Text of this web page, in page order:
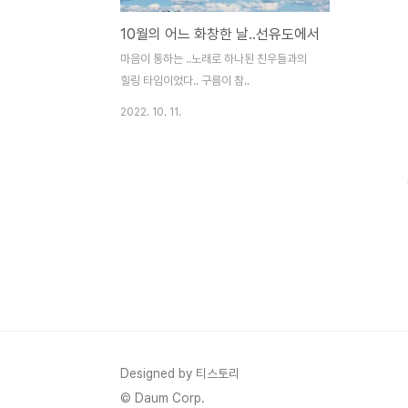
10월의 어느 화창한 날..선유도에서
마음이 통하는 ..노래로 하나된 친우들과의
힐링 타임이었다.. 구름이 참..
2022. 10. 11.
Designed by 티스토리
© Daum Corp.